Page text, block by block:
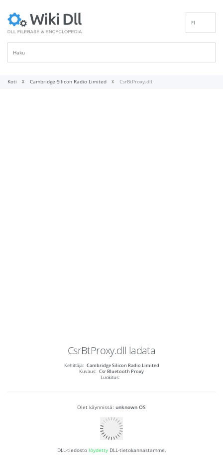
FI
Koti Cambridge Silicon Radio Limited CsrBtProxy.dll
CsrBtProxy.dll ladata
Kehittäjä: Cambridge Silicon Radio Limited
Kuvaus: Csr Bluetooth Proxy
Luokitus:
Olet käynnissä: unknown OS
DLL-tiedosto löydettyDLL-tietokannastamme.